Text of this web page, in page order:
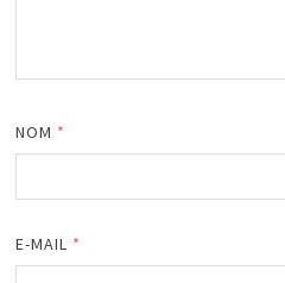
NOM *
E-MAIL *